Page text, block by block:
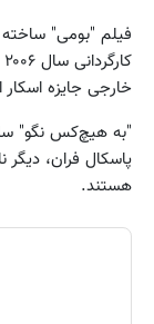
فیلم "بومی" ساخته
خارجی جایزه
"به هیچ‌کس نگو"
پاسکال فران، دیگر
هستند.